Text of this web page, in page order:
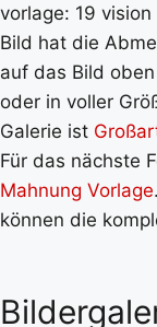
vorlage: 19
Bild hat die
auf das Bild
oder in voller
Galerie ist
Für das nächste
Mahnung Vorlage
können die